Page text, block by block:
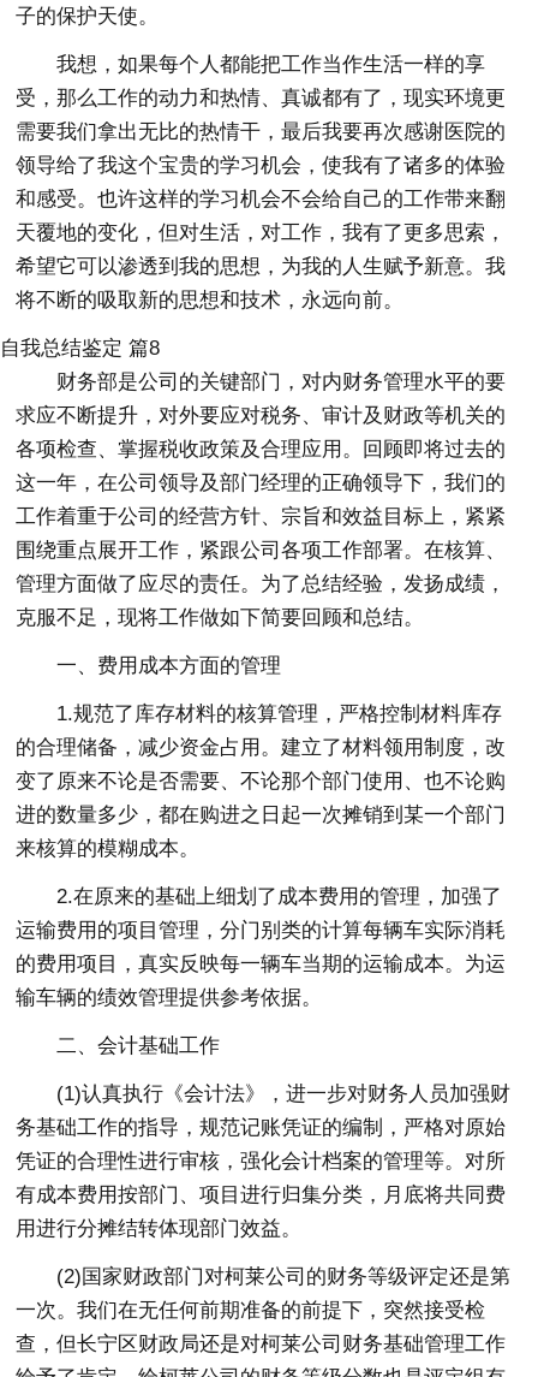
子的保护天使。
我想，如果每个人都能把工作当作生活一样的享
受，那么工作的动力和热情、真诚都有了，现实环境更
需要我们拿出无比的热情干，最后我要再次感谢医院的
领导给了我这个宝贵的学习机会，使我有了诸多的体验
和感受。也许这样的学习机会不会给自己的工作带来翻
天覆地的变化，但对生活，对工作，我有了更多思索，
希望它可以渗透到我的思想，为我的人生赋予新意。我
将不断的吸取新的思想和技术，永远向前。
自我总结鉴定 篇8
财务部是公司的关键部门，对内财务管理水平的要
求应不断提升，对外要应对税务、审计及财政等机关的
各项检查、掌握税收政策及合理应用。回顾即将过去的
这一年，在公司领导及部门经理的正确领导下，我们的
工作着重于公司的经营方针、宗旨和效益目标上，紧紧
围绕重点展开工作，紧跟公司各项工作部署。在核算、
管理方面做了应尽的责任。为了总结经验，发扬成绩，
克服不足，现将工作做如下简要回顾和总结。
一、费用成本方面的管理
1.规范了库存材料的核算管理，严格控制材料库存
的合理储备，减少资金占用。建立了材料领用制度，改
变了原来不论是否需要、不论那个部门使用、也不论购
进的数量多少，都在购进之日起一次摊销到某一个部门
来核算的模糊成本。
2.在原来的基础上细划了成本费用的管理，加强了
运输费用的项目管理，分门别类的计算每辆车实际消耗
的费用项目，真实反映每一辆车当期的运输成本。为运
输车辆的绩效管理提供参考依据。
二、会计基础工作
(1)认真执行《会计法》，进一步对财务人员加强财
务基础工作的指导，规范记账凭证的编制，严格对原始
凭证的合理性进行审核，强化会计档案的管理等。对所
有成本费用按部门、项目进行归集分类，月底将共同费
用进行分摊结转体现部门效益。
(2)国家财政部门对柯莱公司的财务等级评定还是第
一次。我们在无任何前期准备的前提下，突然接受检
查，但长宁区财政局还是对柯莱公司财务基础管理工作